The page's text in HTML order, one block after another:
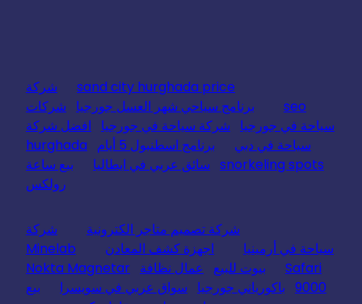
sand city hurghada price
شركة
seo
برنامج سياحي شهر العسل جورجيا
شركات
سياحة في جورجيا
شركة سياحة في جورجيا
افضل شركة
سياحة في دبي
برنامج اسطنبول 5 أيام
hurghada
snorkeling spots سائق عربي في ايطاليا
بيع ساعة
رولكس
شركة تصميم متاجر الكترونية
شركة
سياحة في أرمينيا
اجهزة كشف المعادن
Minelab
Safari
بيوت للبيع عمال نظافة Nokta Magnetar
9000 باكورياني جورجيا سواق عربي في سويسرا
بيع